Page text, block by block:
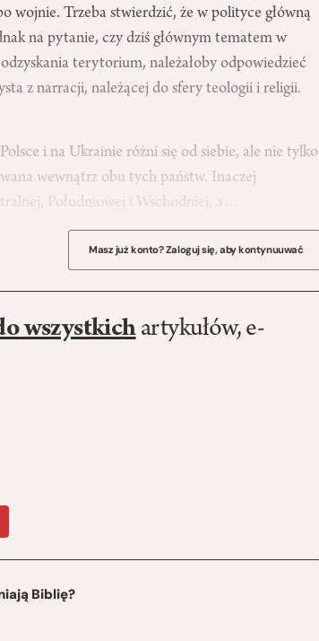
wojnie. Trzeba stwierdzić, że w polityce główną
na pytanie, czy dziś głównym tematem w
terytorium, należałoby odpowiedzieć
z narracji, należącej do sfery teologii i religii.
i na Ukrainie różni się od siebie, ale nie tylko
wewnątrz obu tych państw. Inaczej
Południowej i Wschodniej, a…
Masz już konto? Zaloguj się, aby kontynuuwać
wszystkichartykułów, e-
Biblię?